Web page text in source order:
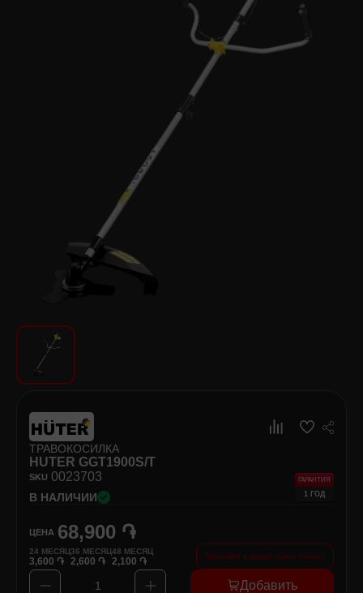
Аудиотехника для автомобилей
Санкерамика
Дом и Сад
Мебель
Самокаты и Гироскутеры
ТРАВОКОСИЛКА
HUTER GGT1900S/T
SKU 0023703
В НАЛИЧИИ
ГАРАНТИЯ
1 ГОД
ЦЕНА 68,900 ֏
24 МЕСЯЦ
3,600 ֏
36 МЕСЯЦ
2,600 ֏
48 МЕСЯЦ
2,100 ֏ Покупайте в кредит прямо сейчас!
1 Добавить